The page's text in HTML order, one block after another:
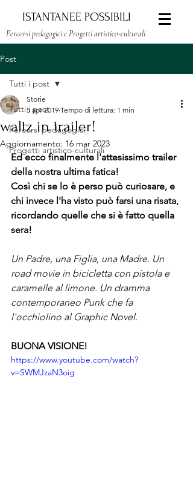
ISTANTANEE POSSIBILI
Percorsi pedagogici e Progetti artistico-culturali
Post
Tutti i post
Percorsi pedagogici
Progetti artistico-culturali
Tutti i post
waltz in trailer!
Storie
5 apr 2019 Tempo di lettura: 1 min
Aggiornamento: 16 mar 2023
Ed ecco finalmente l'attesissimo trailer
della nostra ultima fatica!
Così chi se lo è perso può curiosare, e
chi invece l'ha visto può farsi una risata,
ricordando quelle che si è fatto quella
sera!
Un Padre, una Figlia, una Madre. Un
road movie in bicicletta con pistola e
caramelle al limone. Un dramma
contemporaneo Punk che fa
l'occhiolino al Graphic Novel.
BUONA VISIONE!
https://www.youtube.com/watch?
v=SWMJzaN3oig